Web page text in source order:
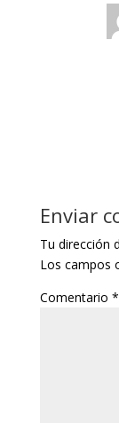
Enviar
Tu dirección
Los campos
Comentario *